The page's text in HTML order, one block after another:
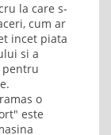
la care s-
cum ar
incet piata
si a
pentru
o
este